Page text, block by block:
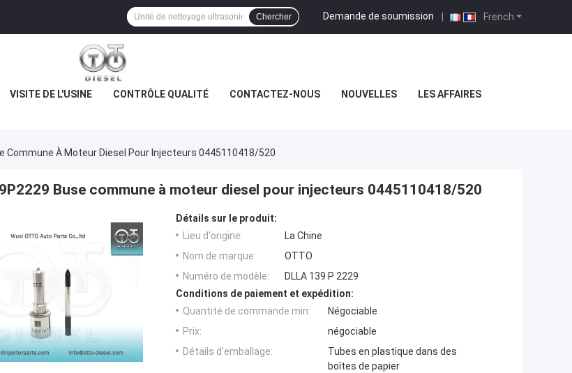
French
Demande de soumission |
Chercher
VISITE DE L'USINE CONTRÔLE QUALITÉ CONTACTEZ-NOUS NOUVELLES LES AFFAIRES
Commune À Moteur Diesel Pour Injecteurs 0445110418/520
Buse commune à moteur diesel pour injecteurs 0445110418/520
Détails sur le produit:
Lieu d'origine:
La Chine
Nom de marque:
OTTO
Numéro de modèle:
DLLA 139 P 2229
Conditions de paiement et expédition:
Quantité de commande min:
Négociable
Prix:
négociable
Détails d'emballage:
Tubes en plastique dans des
boîtes de papier